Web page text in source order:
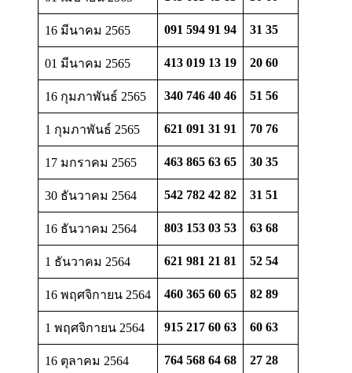
16 มีนาคม 2565 091 594 91 94 31 35
01 มีนาคม 2565 413 019 13 19 20 60
16 กุมภาพันธ์ 2565 340 746 40 46 51 56
1 กุมภาพันธ์ 2565 621 091 31 91 70 76
17 มกราคม 2565 463 865 63 65 30 35
30 ธันวาคม 2564 542 782 42 82 31 51
16 ธันวาคม 2564 803 153 03 53 63 68
1 ธันวาคม 2564 621 981 21 81 52 54
16 พฤศจิกายน 2564 460 365 60 65 82 89
1 พฤศจิกายน 2564 915 217 60 63 60 63
16 ตุลาคม 2564 764 568 64 68 27 28